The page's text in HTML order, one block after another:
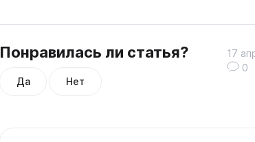
Понравилась ли статья?
Да Нет
17
0